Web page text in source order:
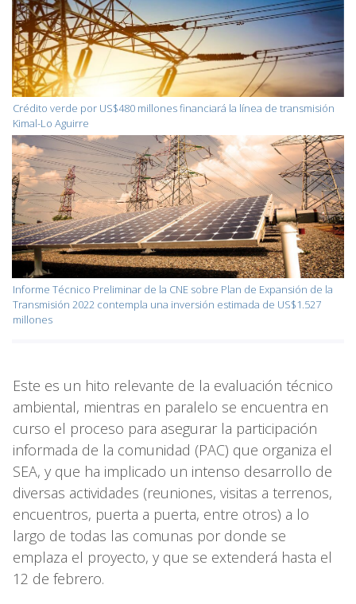
Crédito verde por US$480 millones financiará la línea de transmisión
Kimal-Lo Aguirre
Informe Técnico Preliminar de la CNE sobre Plan de Expansión de la
Transmisión 2022 contempla una inversión estimada de US$1.527
millones
Este es un hito relevante de la evaluación técnico
ambiental, mientras en paralelo se encuentra en
curso el proceso para asegurar la participación
informada de la comunidad (PAC) que organiza el
SEA, y que ha implicado un intenso desarrollo de
diversas actividades (reuniones, visitas a terrenos,
encuentros, puerta a puerta, entre otros) a lo
largo de todas las comunas por donde se
emplaza el proyecto, y que se extenderá hasta el
12 de febrero.